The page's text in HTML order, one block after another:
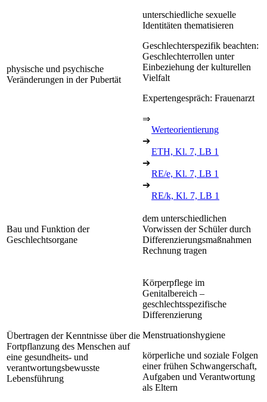
physische und psychische
Veränderungen in der Pubertät
unterschiedliche sexuelle
Identitäten thematisieren
Geschlechterspezifik beachten:
Geschlechterrollen unter
Einbeziehung der kulturellen
Vielfalt
Expertengespräch: Frauenarzt
⇒
Werteorientierung
➔
ETH, Kl. 7, LB 1
➔
RE/e, Kl. 7, LB 1
➔
RE/k, Kl. 7, LB 1
Bau und Funktion der
Geschlechtsorgane
dem unterschiedlichen
Vorwissen der Schüler durch
Differenzierungsmaßnahmen
Rechnung tragen
Übertragen der Kenntnisse über die
Fortpflanzung des Menschen auf
eine gesundheits- und
verantwortungsbewusste
Lebensführung
Körperpflege im
Genitalbereich –
geschlechtsspezifische
Differenzierung
Menstruationshygiene
körperliche und soziale Folgen
einer frühen Schwangerschaft,
Aufgaben und Verantwortung
als Eltern